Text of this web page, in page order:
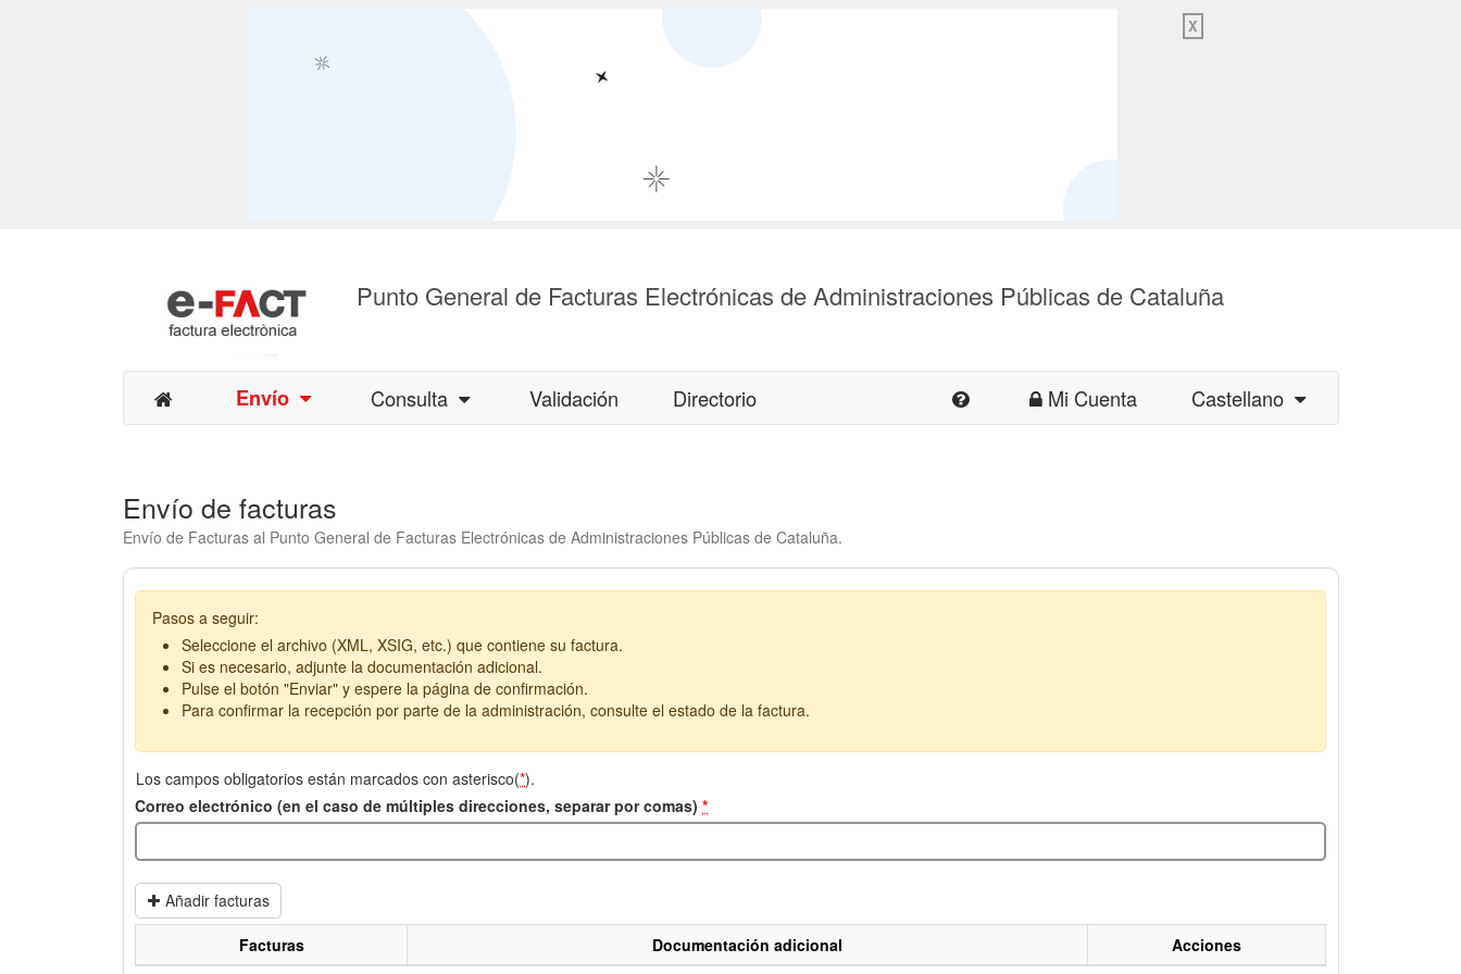
X
Punto General de Facturas Electrónicas de Administraciones Públicas de Cataluña
Envío Consulta Validación Directorio Mi Cuenta Castellano
Envío de facturas
Envío de Facturas al Punto General de Facturas Electrónicas de Administraciones Públicas de Cataluña.
Pasos a seguir:
Seleccione el archivo (XML, XSIG, etc.) que contiene su factura.
Si es necesario, adjunte la documentación adicional.
Pulse el botón "Enviar" y espere la página de confirmación.
Para confirmar la recepción por parte de la administración, consulte el estado de la factura.
Los campos obligatorios están marcados con asterisco(*).
Correo electrónico (en el caso de múltiples direcciones, separar por comas) *
Añadir facturas
Facturas Documentación adicional Acciones